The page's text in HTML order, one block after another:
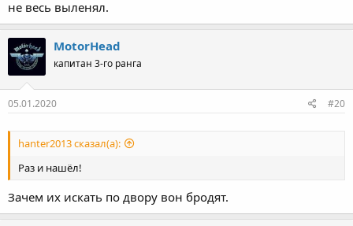
не весь выленял.
MotorHead
капитан 3-го ранга
05.01.2020 #20
hanter2013 сказал(а):
Раз и нашёл!
Зачем их искать по двору вон бродят.